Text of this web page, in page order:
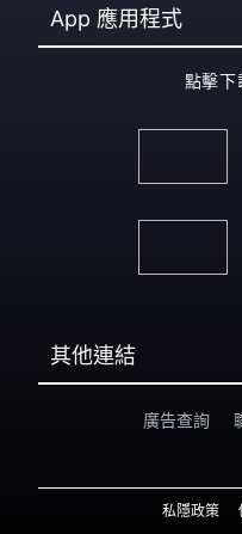
App 應用程式
點擊下
其他連結
廣告查詢
私隱政策